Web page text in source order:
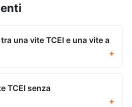
una vite TCEI e una vite a
TCEI senza